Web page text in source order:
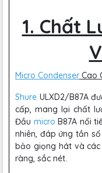
1. Chất
Micro Condenser Cao
Shure ULXD2/B87A
cấp, mang lại chất
Đầu micro B87A nổi
nhiên, đáp ứng tần
bảo giọng hát và
ràng, sắc nét.